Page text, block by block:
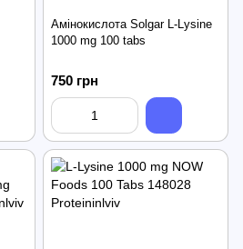
Амінокислота Solgar L-Lysine
1000 mg 100 tabs
750 грн